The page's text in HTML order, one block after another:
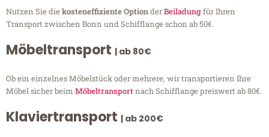
Nutzen Sie diekosteneffiziente OptionderBeiladungfür Ihren
Transport zwischen Bonn und Schifflange schon ab 50€.
Möbeltransport | ab 80€
Ob ein einzelnes Möbelstück oder mehrere, wir transportieren Ihre
Möbel sicher beim Möbeltransportnach Schifflange preiswert ab 80€.
Klaviertransport | ab 200€